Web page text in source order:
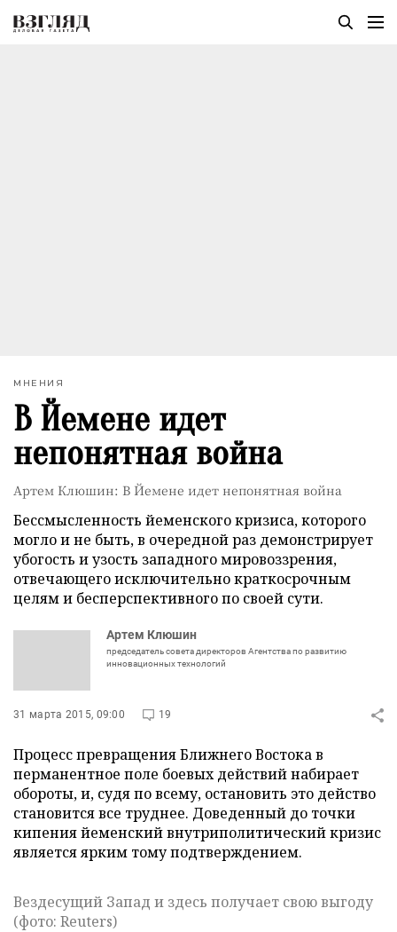
МНЕНИЯ
В Йемене идет
непонятная война
Артем Клюшин: В Йемене идет непонятная война
Бессмысленность йеменского кризиса, которого
могло и не быть, в очередной раз демонстрирует
убогость и узость западного мировоззрения,
отвечающего исключительно краткосрочным
целям и бесперспективного по своей сути.
Артем Клюшин
председатель совета директоров Агентства по развитию
инновационных технологий
31 марта 2015, 09:00 19
Процесс превращения Ближнего Востока в
перманентное поле боевых действий набирает
обороты, и, судя по всему, остановить это действо
становится все труднее. Доведенный до точки
кипения йеменский внутриполитический кризис
является ярким тому подтверждением.
Вездесущий Запад и здесь получает свою выгоду
(фото: Reuters)